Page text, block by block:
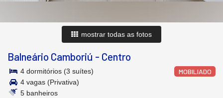
mostrar todas as fotos
Balneário Camboriú - Centro
MOBILIADO
4 dormitórios (3 suítes)
4 vagas (Privativa)
5 banheiros